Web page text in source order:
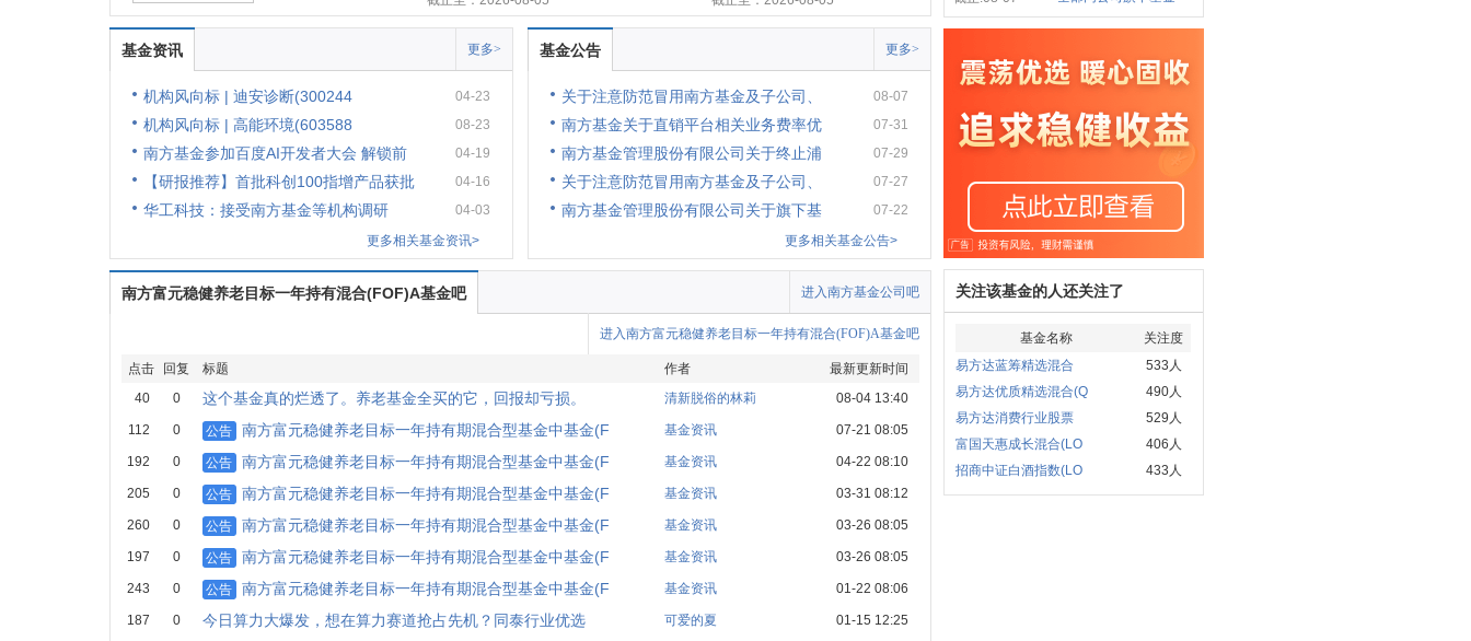
基金资讯 更多>
机构风向标 | 迪安诊断(300244 04-23
机构风向标 | 高能环境(603588 08-23
南方基金参加百度AI开发者大会 解锁前 04-19
【研报推荐】首批科创100指增产品获批 04-16
华工科技：接受南方基金等机构调研
04-03
更多相关基金资讯>
基金公告 更多>
关于注意防范冒用南方基金及子公司、 08-07
南方基金关于直销平台相关业务费率优 07-31
南方基金管理股份有限公司关于终止浦 07-29
关于注意防范冒用南方基金及子公司、 07-27
南方基金管理股份有限公司关于旗下基
07-22
更多相关基金公告>
南方富元稳健养老目标一年持有混合(FOF)A基金吧 进入南方基金公司吧
进入南方富元稳健养老目标一年持有混合(FOF)A基金吧
点击 回复 标题 作者
最新更新时间
40
0 这个基金真的烂透了。养老基金全买的它，回报却亏损。 清新脱俗的林莉 08-04 13:40
112 0 公告 南方富元稳健养老目标一年持有期混合型基金中基金(F 基金资讯 07-21 08:05
192 0 公告 南方富元稳健养老目标一年持有期混合型基金中基金(F 基金资讯 04-22 08:10
205 0 公告 南方富元稳健养老目标一年持有期混合型基金中基金(F 基金资讯 03-31 08:12
260 0 公告 南方富元稳健养老目标一年持有期混合型基金中基金(F 基金资讯 03-26 08:05
197 0 公告 南方富元稳健养老目标一年持有期混合型基金中基金(F 基金资讯 03-26 08:05
243 0 公告 南方富元稳健养老目标一年持有期混合型基金中基金(F 基金资讯 01-22 08:06
187 0 今日算力大爆发，想在算力赛道抢占先机？同泰行业优选 可爱的夏 01-15 12:25
关注该基金的人还关注了
基金名称
关注度
易方达蓝筹精选混合
533人
易方达优质精选混合(Q
490人
易方达消费行业股票
529人
富国天惠成长混合(LO
406人
招商中证白酒指数(LO
433人